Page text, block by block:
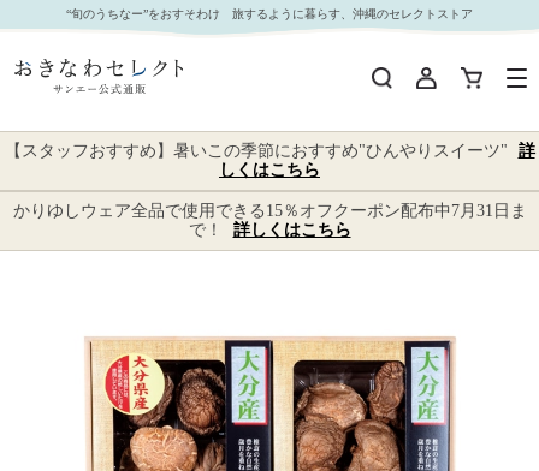
□【 9111 】◇ 兼貞物産 大分産椎茸詰合せギフト 【沖縄本島内配送限定 送料無料 】｜おきな
わセレクト サンエー公式通販
“旬のうちなー”をおすそわけ 旅するように暮らす、沖縄のセレクトストア
【スタッフおすすめ】暑いこの季節におすすめ"ひんやりスイーツ"
詳
しくはこちら
かりゆしウェア全品で使用できる15％オフクーポン配布中7月31日ま
で！
詳しくはこちら